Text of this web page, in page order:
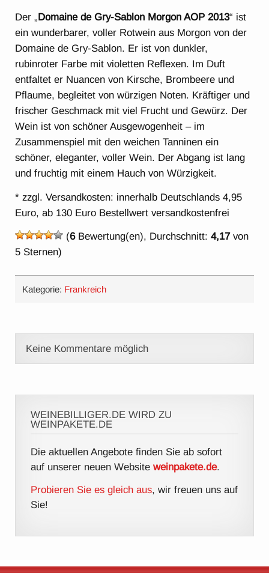
Der „ Domaine de Gry-Sablon Morgon AOP 2013“ ist
ein wunderbarer, voller Rotwein aus Morgon von der
Domaine de Gry-Sablon. Er ist von dunkler,
rubinroter Farbe mit violetten Reflexen. Im Duft
entfaltet er Nuancen von Kirsche, Brombeere und
Pflaume, begleitet von würzigen Noten. Kräftiger und
frischer Geschmack mit viel Frucht und Gewürz. Der
Wein ist von schöner Ausgewogenheit – im
Zusammenspiel mit den weichen Tanninen ein
schöner, eleganter, voller Wein. Der Abgang ist lang
und fruchtig mit einem Hauch von Würzigkeit.
* zzgl. Versandkosten: innerhalb Deutschlands 4,95
Euro, ab 130 Euro Bestellwert versandkostenfrei
(6Bewertung(en), Durchschnitt:4,17von
5 Sternen)
Kategorie: Frankreich
Keine Kommentare möglich
WEINEBILLIGER.DE WIRD ZU
WEINPAKETE.DE
Die aktuellen Angebote finden Sie ab sofort
auf unserer neuen Websiteweinpakete.de.
Probieren Sie es gleich aus, wir freuen uns auf
Sie!